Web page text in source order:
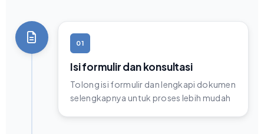
01
Isi formulir dan konsultasi
Tolong isi formulir dan lengkapi dokumen
selengkapnya untuk proses lebih mudah